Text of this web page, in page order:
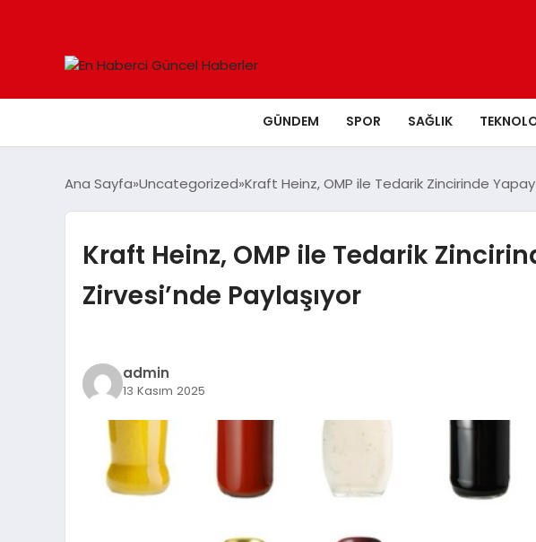
GÜNDEM SPOR SAĞLIK
Ana Sayfa Uncategorized Kraft Heinz, OMP ile Tedarik Zincirinde
Kraft Heinz, OMP ile Tedarik
Zirvesi’nde Paylaşıyor
admin
13 Kasım 2025